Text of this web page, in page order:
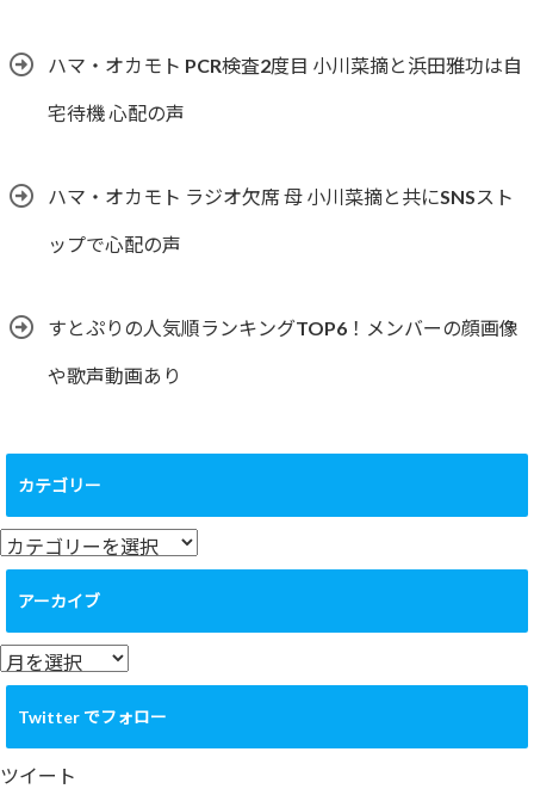
ハマ・オカモト PCR検査2度目 小川菜摘と浜田雅功は自
宅待機 心配の声
ハマ・オカモト ラジオ欠席 母 小川菜摘と共にSNSスト
ップで心配の声
すとぷりの人気順ランキングTOP6！メンバーの顔画像
や歌声動画あり
カテゴリー
カ
テ
リ
ー
アーカイブ
ア
ー
イ
ブ
Twitter でフォロー
ツイート